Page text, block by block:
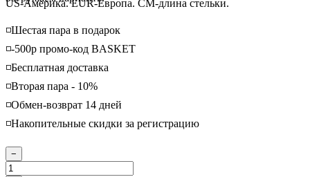
US-Америка. EUR-Европа. CM-длина стельки.
◽️Шестая пара в подарок
◽️-500р промо-код BASKET
◽️Бесплатная доставка
◽️Вторая пара - 10%
◽️Обмен-возврат 14 дней
◽️Накопительные скидки за регистрацию
−